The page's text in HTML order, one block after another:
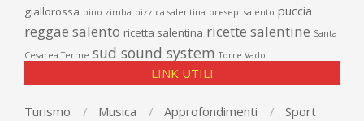
giallorossa pino zimba pizzica salentina presepi salento puccia
reggae salento ricetta salentina ricette salentine Santa
Cesarea Terme sud sound system Torre Vado
LINK UTILI
Turismo Musica Approfondimenti
Sport